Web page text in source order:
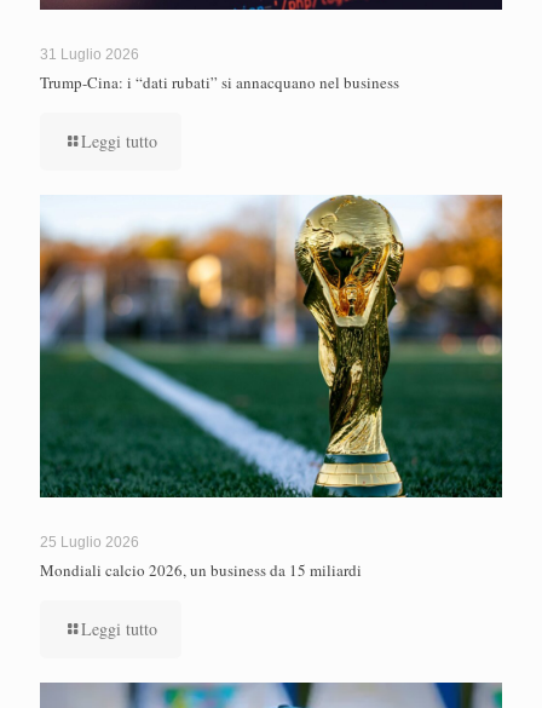
31 Luglio 2026
Trump-Cina: i “dati rubati” si annacquano nel business
Leggi tutto
25 Luglio 2026
Mondiali calcio 2026, un business da 15 miliardi
Leggi tutto